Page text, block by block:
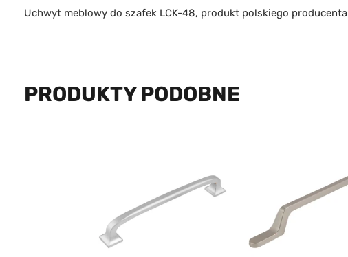
Uchwyt meblowy do szafek LCK-48, produkt polskiego producenta
PRODUKTY PODOBNE